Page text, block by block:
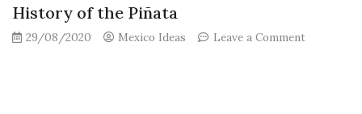
History of the Piñata
29/08/2020 Mexico Ideas Leave a Commenton